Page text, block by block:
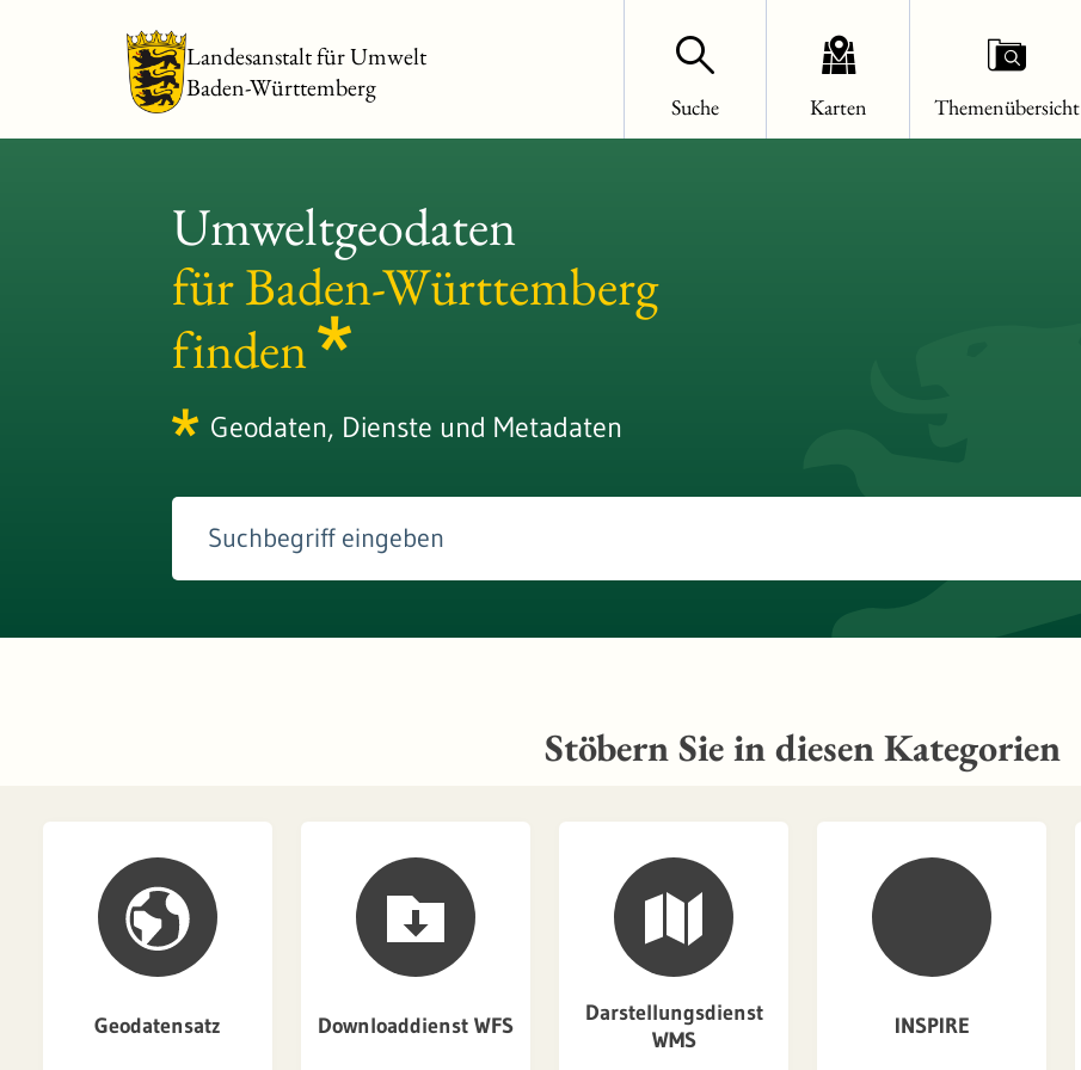
Landesanstalt für Umwelt
Baden-Württemberg
Suche Karten Themenübersicht
Umweltgeodaten
für Baden-Württemberg
finden
Geodaten, Dienste und Metadaten
Stöbern Sie in diesen Kategorien
Geodatensatz Downloaddienst WFS
Darstellungsdienst
WMS
INSPIRE